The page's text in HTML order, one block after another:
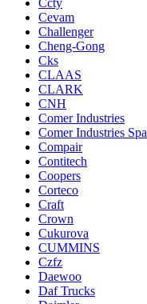
Ccty
Cevam
Challenger
Cheng-Gong
Cks
CLAAS
CLARK
CNH
Comer Industries
Comer Industries Spa
Compair
Contitech
Coopers
Corteco
Craft
Crown
Cukurova
CUMMINS
Czfz
Daewoo
Daf Trucks